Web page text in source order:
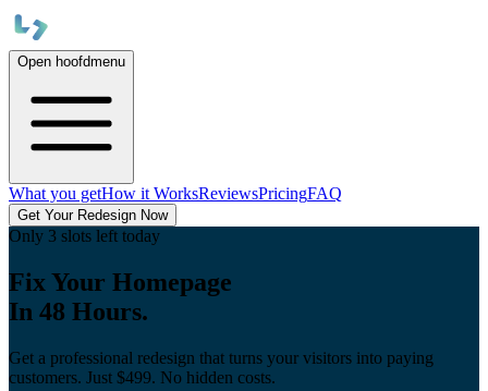
Open hoofdmenu
What you getHow it WorksReviewsPricingFAQ
Get Your Redesign Now
Only 3 slots left today
Fix Your Homepage
In 48 Hours.
Get a professional redesign that turns your visitors into paying
customers. Just $499. No hidden costs.